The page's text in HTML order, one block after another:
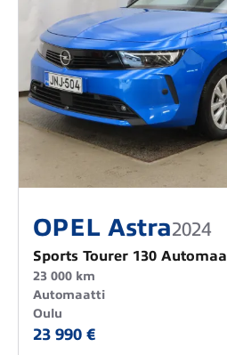
OPEL Astra2024
Sports Tourer 130
23 000 km
Automaatti
Oulu
23 990 €